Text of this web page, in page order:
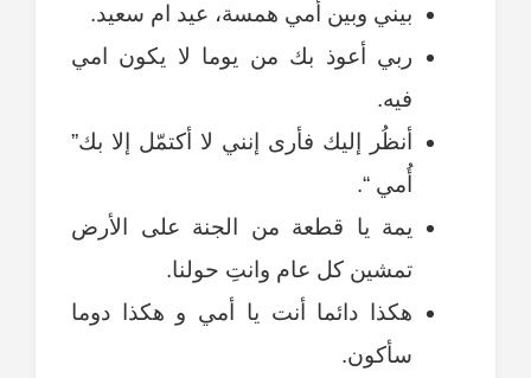
بيني وبين أمي همسة، عيد ام سعيد.
ربي أعوذ بك من يوما لا يكون امي
فيه.
أنظُر إليك فأرى إنني لا أكتمّل إلا بك”
أُمي “.
يمة يا قطعة من الجنة على الأرض
تمشين كل عام وانتِ حولنا.
هكذا دائما أنت يا أمي و هكذا دوما
سأكون.